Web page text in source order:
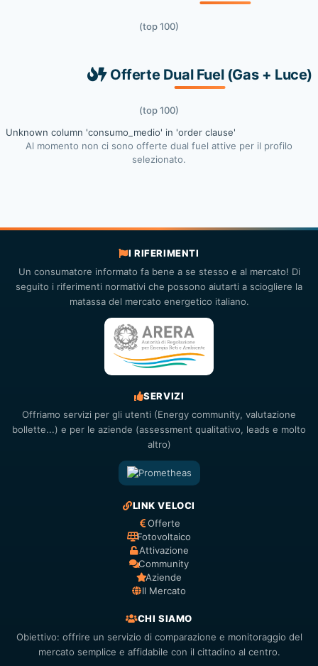
(top 100)
Offerte Dual Fuel (Gas + Luce)
(top 100)
Unknown column 'consumo_medio' in 'order clause'
Al momento non ci sono offerte dual fuel attive per il profilo
selezionato.
I RIFERIMENTI
Un consumatore informato fa bene a se stesso e al mercato! Di
seguito i riferimenti normativi che possono aiutarti a sciogliere la
matassa del mercato energetico italiano.
SERVIZI
Offriamo servizi per gli utenti (Energy community, valutazione
bollette...) e per le aziende (assessment qualitativo, leads e molto
altro)
LINK VELOCI
Offerte
Fotovoltaico
Attivazione
Community
Aziende
Il Mercato
CHI SIAMO
Obiettivo: offrire un servizio di comparazione e monitoraggio del
mercato semplice e affidabile con il cittadino al centro.